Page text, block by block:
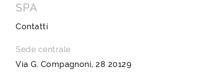
SPA
Contatti
Sede centrale
Via G. Compagnoni, 28 20129